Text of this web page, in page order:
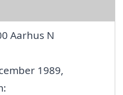
Aarhus N
1989,